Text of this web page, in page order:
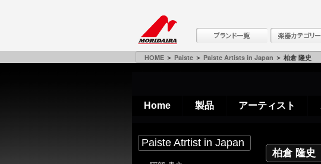
HOME＞ Paiste＞ Paiste Artists in Japan ＞ 柏倉 隆史
Home 製品 アーティスト
柏倉 隆史
Paiste Atrtist in Japan